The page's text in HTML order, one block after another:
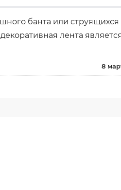
банта или
лента
8